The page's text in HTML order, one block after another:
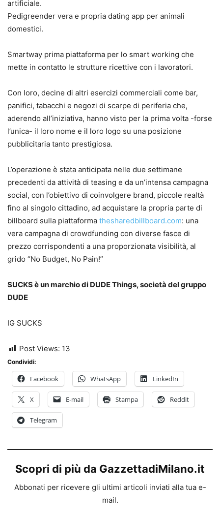
artificiale.
Pedigreender vera e propria dating app per animali
domestici.
Smartway prima piattaforma per lo smart working che
mette in contatto le strutture ricettive con i lavoratori.
Con loro, decine di altri esercizi commerciali come bar,
panifici, tabacchi e negozi di scarpe di periferia che,
aderendo all’iniziativa, hanno visto per la prima volta -forse
l’unica- il loro nome e il loro logo su una posizione
pubblicitaria tanto prestigiosa.
L’operazione è stata anticipata nelle due settimane
precedenti da attività di teasing e da un’intensa campagna
social, con l’obiettivo di coinvolgere brand, piccole realtà
fino al singolo cittadino, ad acquistare la propria parte di
billboard sulla piattaforma thesharedbillboard.com: una
vera campagna di crowdfunding con diverse fasce di
prezzo corrispondenti a una proporzionata visibilità, al
grido “No Budget, No Pain!”
SUCKS è un marchio di DUDE Things, società del gruppo
DUDE
IG SUCKS
Post Views: 13
Condividi:
Facebook WhatsApp LinkedIn
X E-mail Stampa Reddit
Telegram
Scopri di più da GazzettadiMilano.it
Abbonati per ricevere gli ultimi articoli inviati alla tua e-
mail.